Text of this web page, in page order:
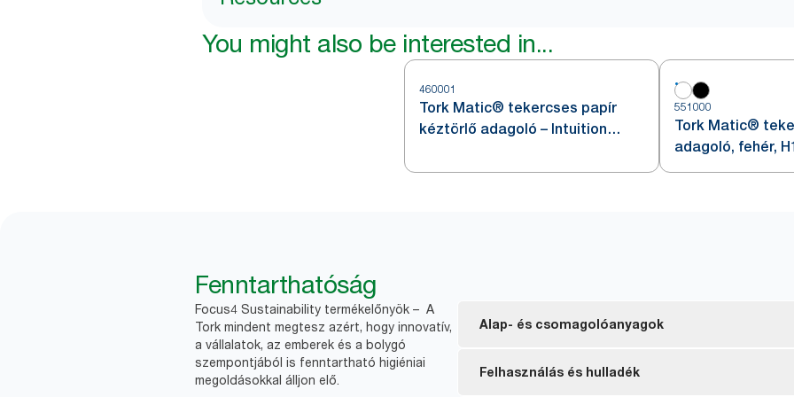
You might also be interested in...
460001
Tork Matic® tekercses papír
kéztörlő adagoló – Intuition
H1
551000
Tork Matic®
adagoló, fehér,
Fenntarthatóság
Focus4 Sustainability termékelőnyök – A
Tork mindent megtesz azért, hogy innovatív,
a vállalatok, az emberek és a bolygó
szempontjából is fenntartható higiéniai
megoldásokkal álljon elő.
Alap- és csomagolóanyagok
EU ökocímke tanúsítvánnyal rendelkező
Felhasználás és hulladék